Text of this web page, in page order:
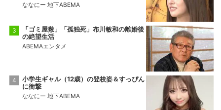
ななにー 地下ABEMA
「ゴミ屋敷」「孤独死」布川敏和の離婚後
の絶望生活
ABEMAエンタメ
小学生ギャル（12歳）の登校姿＆すっぴん
に衝撃
ななにー 地下ABEMA